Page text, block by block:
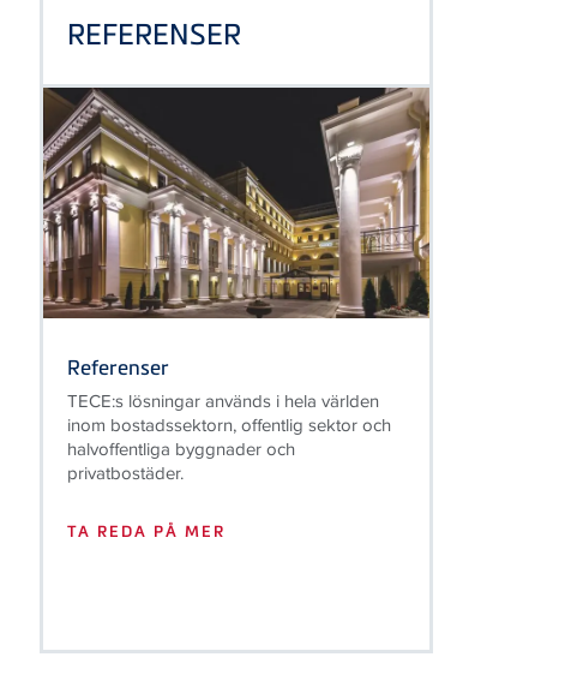
Referenser
inom bostadssektorn, offentlig sektor och
halvoffentliga byggnader och
privatbostäder.
TA REDA PÅ MER